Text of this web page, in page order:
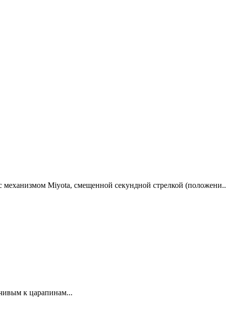
механизмом Miyota, смещенной секундной стрелкой (положени..
к царапинам...